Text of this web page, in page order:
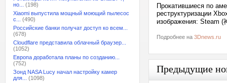
но...
(198)
Xiaomi выпустила мощный моющий пылесос
с...
(490)
Российские банки получат доступ ко всем...
(678)
Cloudflare представила облачный браузер...
(1052)
Европа доработала планы по созданию...
(752)
Зонд NASA Lucy начал настройку камер
для...
(1098)
Прокатившиеся по
реструктуризации
изображения: Steam (
Подробнее на 3Dnews.ru
Предыдущие